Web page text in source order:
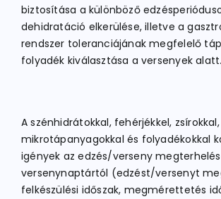
biztosítása a különböző
dehidratáció elkerülése, illetve a
rendszer toleranciájának megfelelő
folyadék kiválasztása a versenyek alatt.
A szénhidrátokkal, fehérjékkel, zsírokkal,
mikrotápanyagokkal és folyadékokkal
igények az edzés/verseny
versenynaptártól (edzést/versenyt
felkészülési időszak, megmérettetés